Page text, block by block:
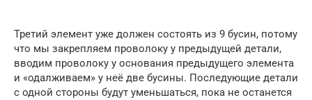
Третий элемент уже должен состоять из 9 бусин, потому
что мы закрепляем проволоку у предыдущей детали,
вводим проволоку у основания предыдущего элемента
и «одалживаем» у неё две бусины. Последующие детали
с одной стороны будут уменьшаться, пока не останется